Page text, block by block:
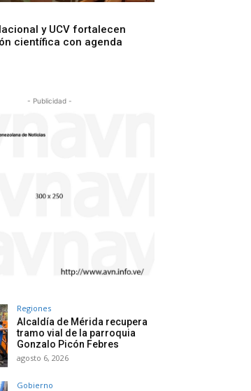
y UCV fortalecen
científica con agenda
- Publicidad -
Regiones
Alcaldía de Mérida recupera
tramo vial de la parroquia
Gonzalo Picón Febres
agosto 6, 2026
Gobierno